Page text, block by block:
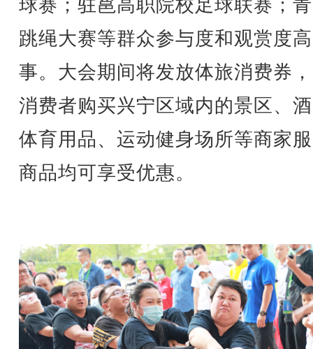
球赛；驻邕高职院校足球联赛；
跳绳大赛等群众参与度和观赏度
事。大会期间将发放体旅消费券
消费者购买兴宁区域内的景区、
体育用品、运动健身场所等商家
商品均可享受优惠。